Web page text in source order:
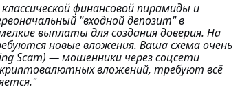
финансовой пирамиды и
"входной депозит" в
выплаты для создания доверия. На
новые вложения. Ваша схема очень
Scam) — мошенники через соцсети
вложений, требуют всё